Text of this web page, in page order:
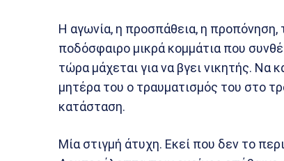
Η αγωνία, η προσπάθεια, η προπόνηση,
ποδόσφαιρο μικρά κομμάτια που
τώρα μάχεται για να βγει νικητής. Να
μητέρα του ο τραυματισμός του στο
κατάσταση.
Μία στιγμή άτυχη. Εκεί που δεν το